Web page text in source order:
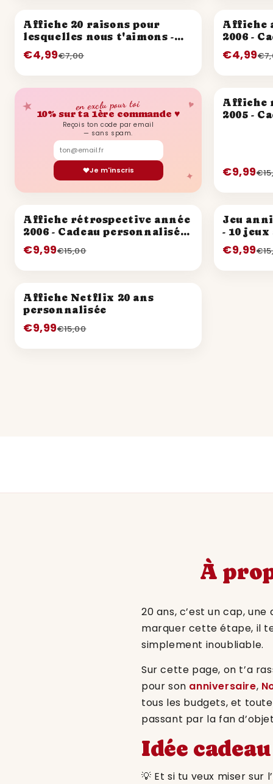
PROMO
Affiche 20 raisons pour
lesquelles nous t'aimons -
Livre d'or 20 ans
€4,99€7,00
PROMO
Affiche
2006 -
20 ans
€4,99
★ ♥
✦
en exclu pour toi
10% sur ta 1ère commande ♥
Reçois ton code par email
— sans spam.
Je m'inscris
PROMO
Affiche
2005 -
€9,99
PROMO
Affiche rétrospective année
2006 - Cadeau personnalisé
20 ans
€9,99€15,00
PROMO
Jeu
- 10
fêter les
€9,99
PROMO
Affiche Netflix 20 ans
personnalisée
€9,99€15,00
À
20 ans, c’est un cap,
marquer cette étape, il
simplement inoubliable.
Sur cette page, on t’a
pour son anniversaire,
tous les budgets, et
passant par la fan
Idée
💡 Et si tu veux miser sur